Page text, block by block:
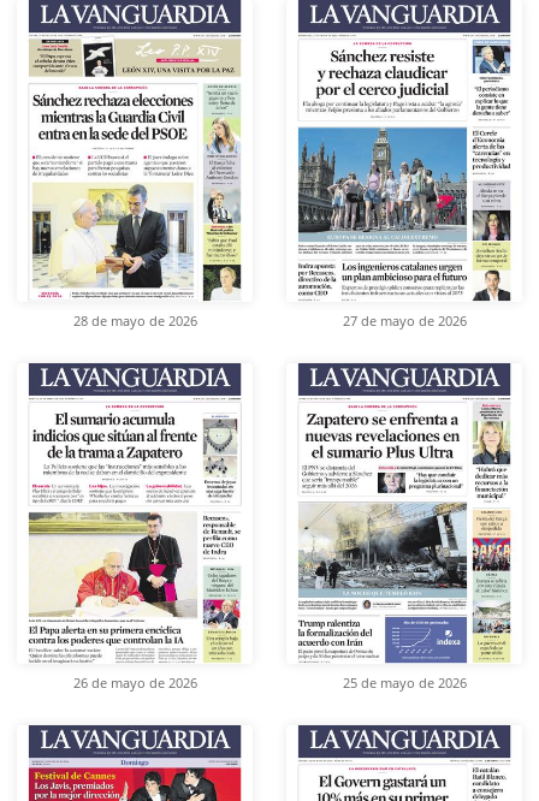
28 de mayo de 2026 27 de mayo de 2026
26 de mayo de 2026 25 de mayo de 2026